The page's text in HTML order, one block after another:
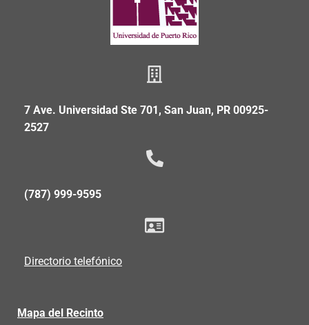
7 Ave. Universidad Ste 701, San Juan, PR 00925-
2527
(787) 999-9595
Directorio telefónico
Mapa del Recinto